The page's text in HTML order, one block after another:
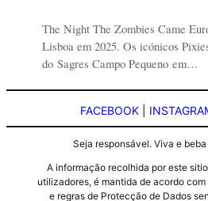
The Night The Zombies Came
Lisboa em 2025. Os icónicos
do Sagres Campo Pequeno em…
FACEBOOK
Seja responsável. Viva e
A informação recolhida por este
utilizadores, é mantida de acordo
e regras de Protecção de Dados